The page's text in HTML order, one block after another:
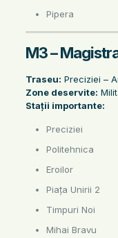
Pipera
M3 –
Traseu: Preciziei –
Zone deservite:
Stații importante:
Preciziei
Politehnica
Eroilor
Piața Unirii 2
Timpuri Noi
Mihai Bravu